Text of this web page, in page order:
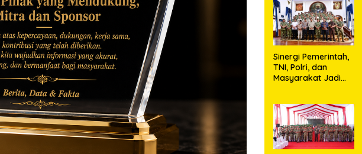
Nias Utara
Sinergi Pemerintah,
TNI, Polri, dan
Masyarakat Jadi
Kondusif